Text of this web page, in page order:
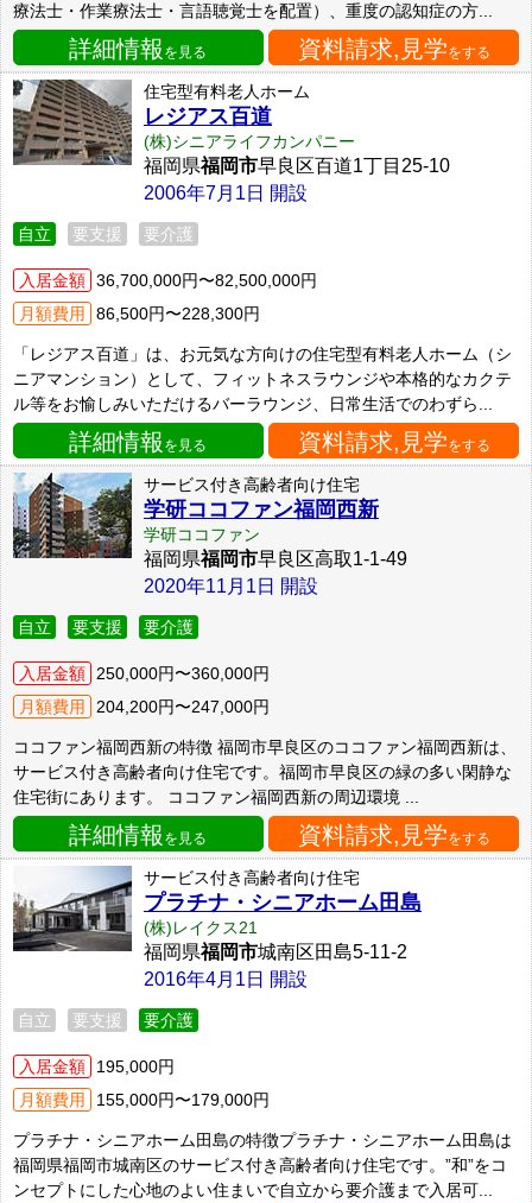
療法士・作業療法士・言語聴覚士を配置）、重度の認知症の方...
詳細情報 を見る 資料請求,見学をする
住宅型有料老人ホーム
レジアス百道
(株)シニアライフカンパニー
福岡県福岡市早良区百道1丁目25-10
2006年7月1日 開設
自立 要支援 要介護
入居金額 36,700,000円〜82,500,000円
月額費用
86,500円〜228,300円
「レジアス百道」は、お元気な方向けの住宅型有料老人ホーム（シ
ニアマンション）として、フィットネスラウンジや本格的なカクテ
ル等をお愉しみいただけるバーラウンジ、日常生活でのわずら...
詳細情報 を見る 資料請求,見学をする
サービス付き高齢者向け住宅
学研ココファン福岡西新
学研ココファン
福岡県福岡市早良区高取1-1-49
2020年11月1日 開設
自立 要支援 要介護
入居金額
250,000円〜360,000円
月額費用
204,200円〜247,000円
ココファン福岡西新の特徴 福岡市早良区のココファン福岡西新は、
サービス付き高齢者向け住宅です。福岡市早良区の緑の多い閑静な
住宅街にあります。 ココファン福岡西新の周辺環境 ...
詳細情報 を見る 資料請求,見学をする
サービス付き高齢者向け住宅
プラチナ・シニアホーム田島
(株)レイクス21
福岡県福岡市城南区田島5-11-2
2016年4月1日 開設
自立 要支援 要介護
入居金額
195,000円
月額費用
155,000円〜179,000円
プラチナ・シニアホーム田島の特徴プラチナ・シニアホーム田島は
福岡県福岡市城南区のサービス付き高齢者向け住宅です。”和”をコ
ンセプトにした心地のよい住まいで自立から要介護まで入居可...